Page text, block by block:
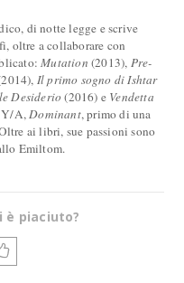
di notte legge e scrive
oltre a collaborare con
Mutation (2013), Pre-
Il primo sogno di Ishtar
Desiderio (2016) e Vendetta
Y/A,Dominant, primo di una
ai libri, sue passioni sono
Emiltom.
piaciuto?